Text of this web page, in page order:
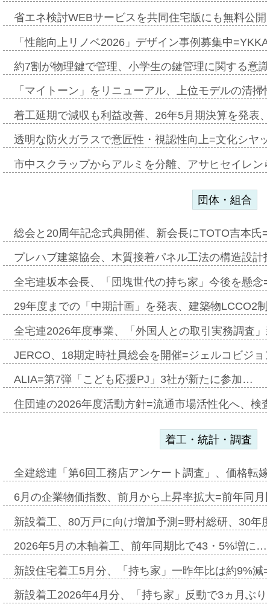
省エネ検討WEBサービスを共同住宅版にも無料公
「性能向上リノベ2026」デザイン事例募集中
約7割が物理鍵で管理、小学生の鍵管理に関する意
「マイトーン」をリニューアル、上位モデルの清
着工延期で減収も利益改善、26年5月期決算を発表
透明な防火ガラスで意匠性・視認性向上=文化シヤ
市中スクラップからアルミを分離、アサヒセイレ
団体・組合
総会と20周年記念式典開催、新会長にTOTO吉本氏
プレハブ建築協会、木質接着パネル工法の構造設
全宅連坂本会長、「団塊世代の持ち家」今後を懸
29年度までの「中期計画」を発表、建築物LCCO2
全宅連2026年度事業、「外国人との取引実務調査
JERCO、18期定時社員総会を開催=ジェルコビジ
ALIA=第7弾「こども応援PJ」3社が新たに参加…
住団連の2026年度活動方針=流通市場活性化へ、検
着工・統計・調査
全建総連「第6回工務店アンケート調査」、価格転
6月の企業物価指数、前月から上昇率拡大=前年同
新設着工、80万戸に向け増加予測=野村総研、30年
2026年5月の木軸着工、前年同期比で43・5%増に…
新設住宅着工5月分、「持ち家」一昨年比は約9%
新設着工2026年4月分、「持ち家」反動で3ヵ月ぶ